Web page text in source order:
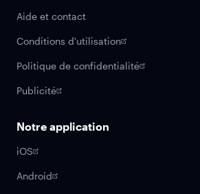
Aide et contact
Conditions d'utilisation
Politique de confidentialité
Publicité
Notre application
iOS
Android